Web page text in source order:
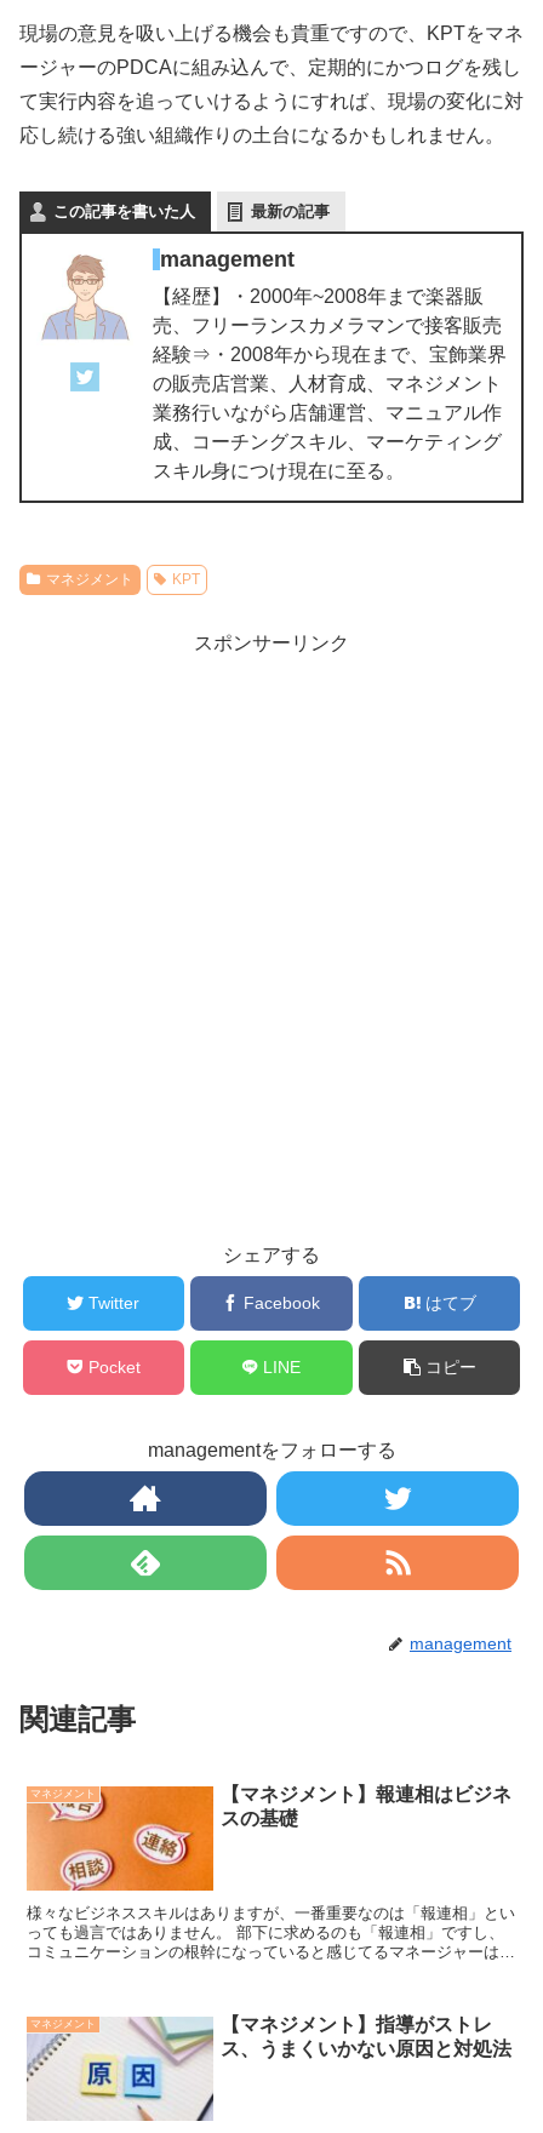
現場の意見を吸い上げる機会も貴重ですので、KPTをマネ
ージャーのPDCAに組み込んで、定期的にかつログを残し
て実行内容を追っていけるようにすれば、現場の変化に対
応し続ける強い組織作りの土台になるかもしれません。
この記事を書いた人 最新の記事
management
【経歴】・2000年~2008年まで楽器販
売、フリーランスカメラマンで接客販売
経験⇒・2008年から現在まで、宝飾業界
の販売店営業、人材育成、マネジメント
業務行いながら店舗運営、マニュアル作
成、コーチングスキル、マーケティング
スキル身につけ現在に至る。
マネジメント KPT
スポンサーリンク
シェアする
Twitter Facebook はてブ
Pocket LINE コピー
managementをフォローする
management
関連記事
マネジメント
【マネジメント】報連相はビジネ
スの基礎
様々なビジネススキルはありますが、一番重要なのは「報連相」とい
っても過言ではありません。 部下に求めるのも「報連相」ですし、
コミュニケーションの根幹になっていると感じてるマネージャーは多
マネジメント
【マネジメント】指導がストレ
ス、うまくいかない原因と対処法